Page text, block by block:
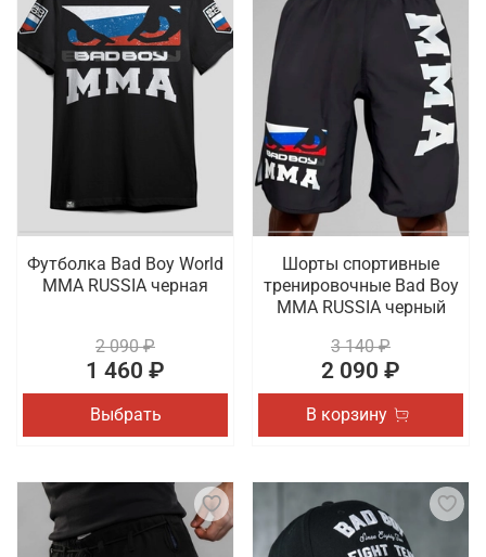
Футболка Bad Boy World
MMA RUSSIA черная
2 090 ₽
1 460 ₽
Выбрать
Шорты спортивные
тренировочные Bad Boy
MMA RUSSIA черный
3 140 ₽
2 090 ₽
В корзину